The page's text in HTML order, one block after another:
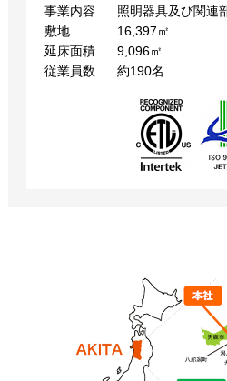
事業内容
照明器具及び関連
敷地
16,397㎡
延床面積
9,096㎡
従業員数
約190名